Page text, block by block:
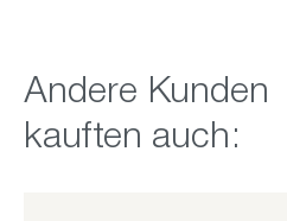
Produktgalerie überspringen
Andere Kunden
kauften auch: